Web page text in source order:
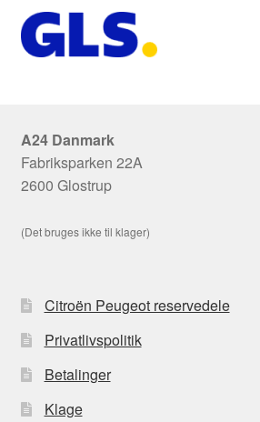
A24 Danmark
Fabriksparken 22A
2600 Glostrup
(Det bruges ikke til klager)
Citroën Peugeot reservedele
Privatlivspolitik
Betalinger
Klage